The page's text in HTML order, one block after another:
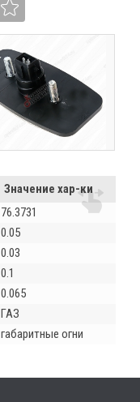
Значение хар-ки
76.3731
0.05
0.03
0.1
0.065
ГАЗ
габаритные огни